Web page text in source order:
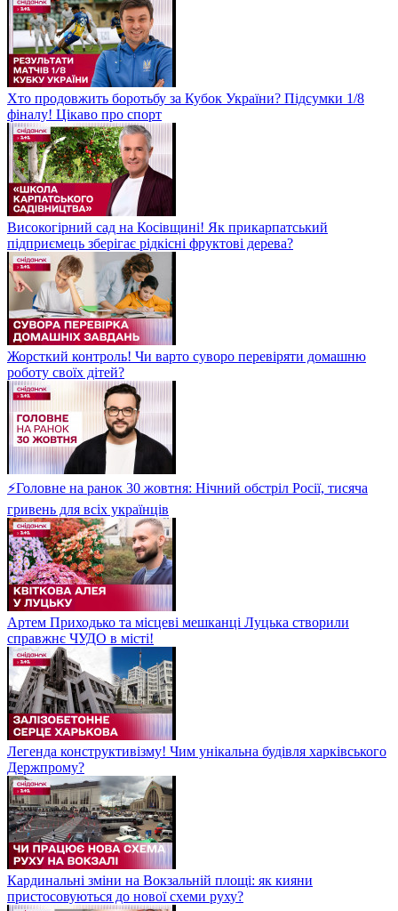
Хто продовжить боротьбу за Кубок України? Підсумки 1/8
фіналу! Цікаво про спорт
Високогірний сад на Косівщині! Як прикарпатський
підприємець зберігає рідкісні фруктові дерева?
Жорсткий контроль! Чи варто суворо перевіряти домашню
роботу своїх дітей?
⚡Головне на ранок 30 жовтня: Нічний обстріл Росії, тисяча
гривень для всіх українців
Артем Приходько та місцеві мешканці Луцька створили
справжнє ЧУДО в місті!
Легенда конструктивізму! Чим унікальна будівля харківського
Держпрому?
Кардинальні зміни на Вокзальній площі: як кияни
пристосовуються до нової схеми руху?